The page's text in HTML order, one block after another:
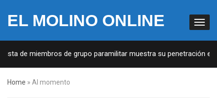
EL MOLINO ONLINE
de miembros de grupo paramilitar muestra su penetración en
Home » Al momento